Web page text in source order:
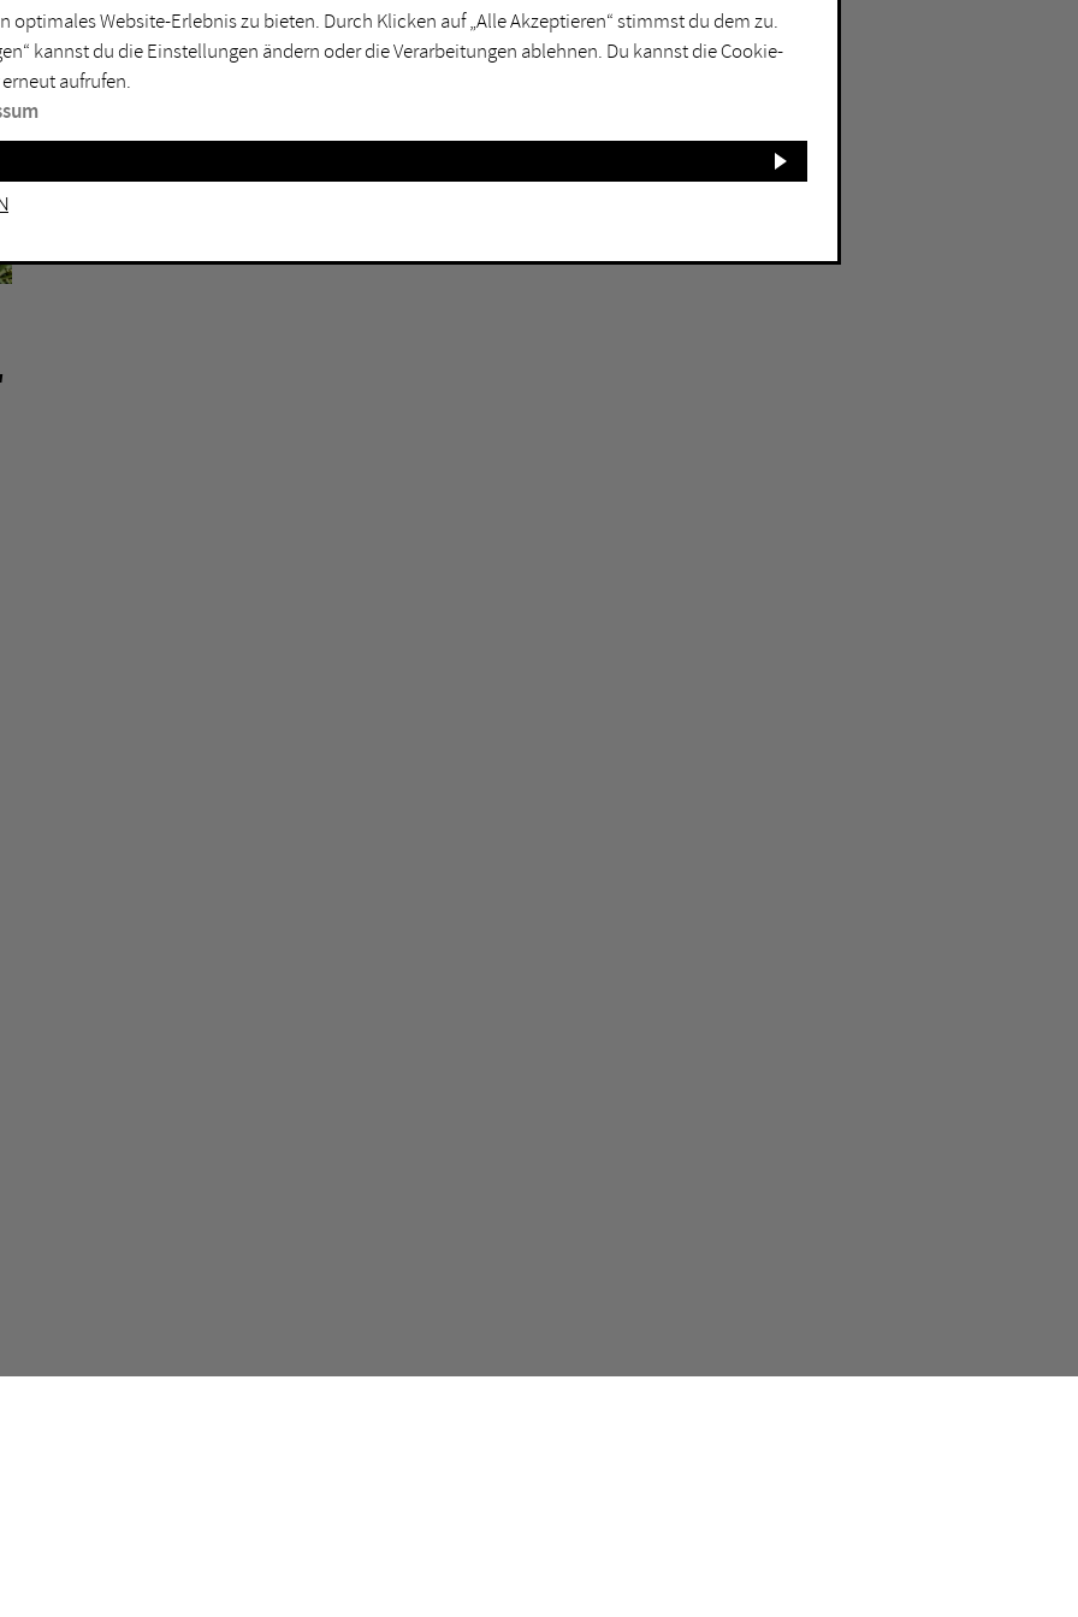
Mülheim an der Ruhr
Oberhausen
Unna
Witten
optimales Website-Erlebnis zu bieten. Durch Klicken auf „Alle Akzeptieren“ stimmst du dem zu.
kannst du die Einstellungen ändern oder die Verarbeitungen ablehnen. Du kannst die Cookie-
aufrufen.